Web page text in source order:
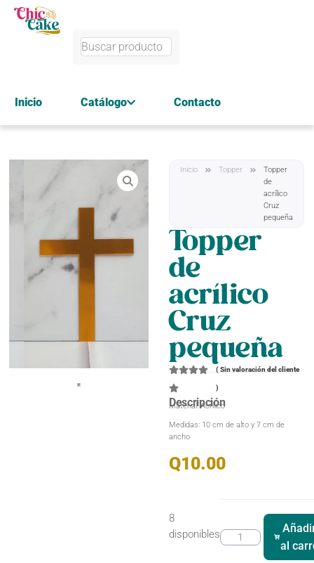
Inicio Catálogo Contacto
Inicio Topper
Topper
de
acrílico
Cruz
pequeña
Topper
de
acrílico
Cruz
pequeña
(Sin valoración del cliente
)
Descripción
Material: Acrílico
Medidas: 10 cm de alto y 7 cm de
ancho
Q10.00
8
disponibles
al